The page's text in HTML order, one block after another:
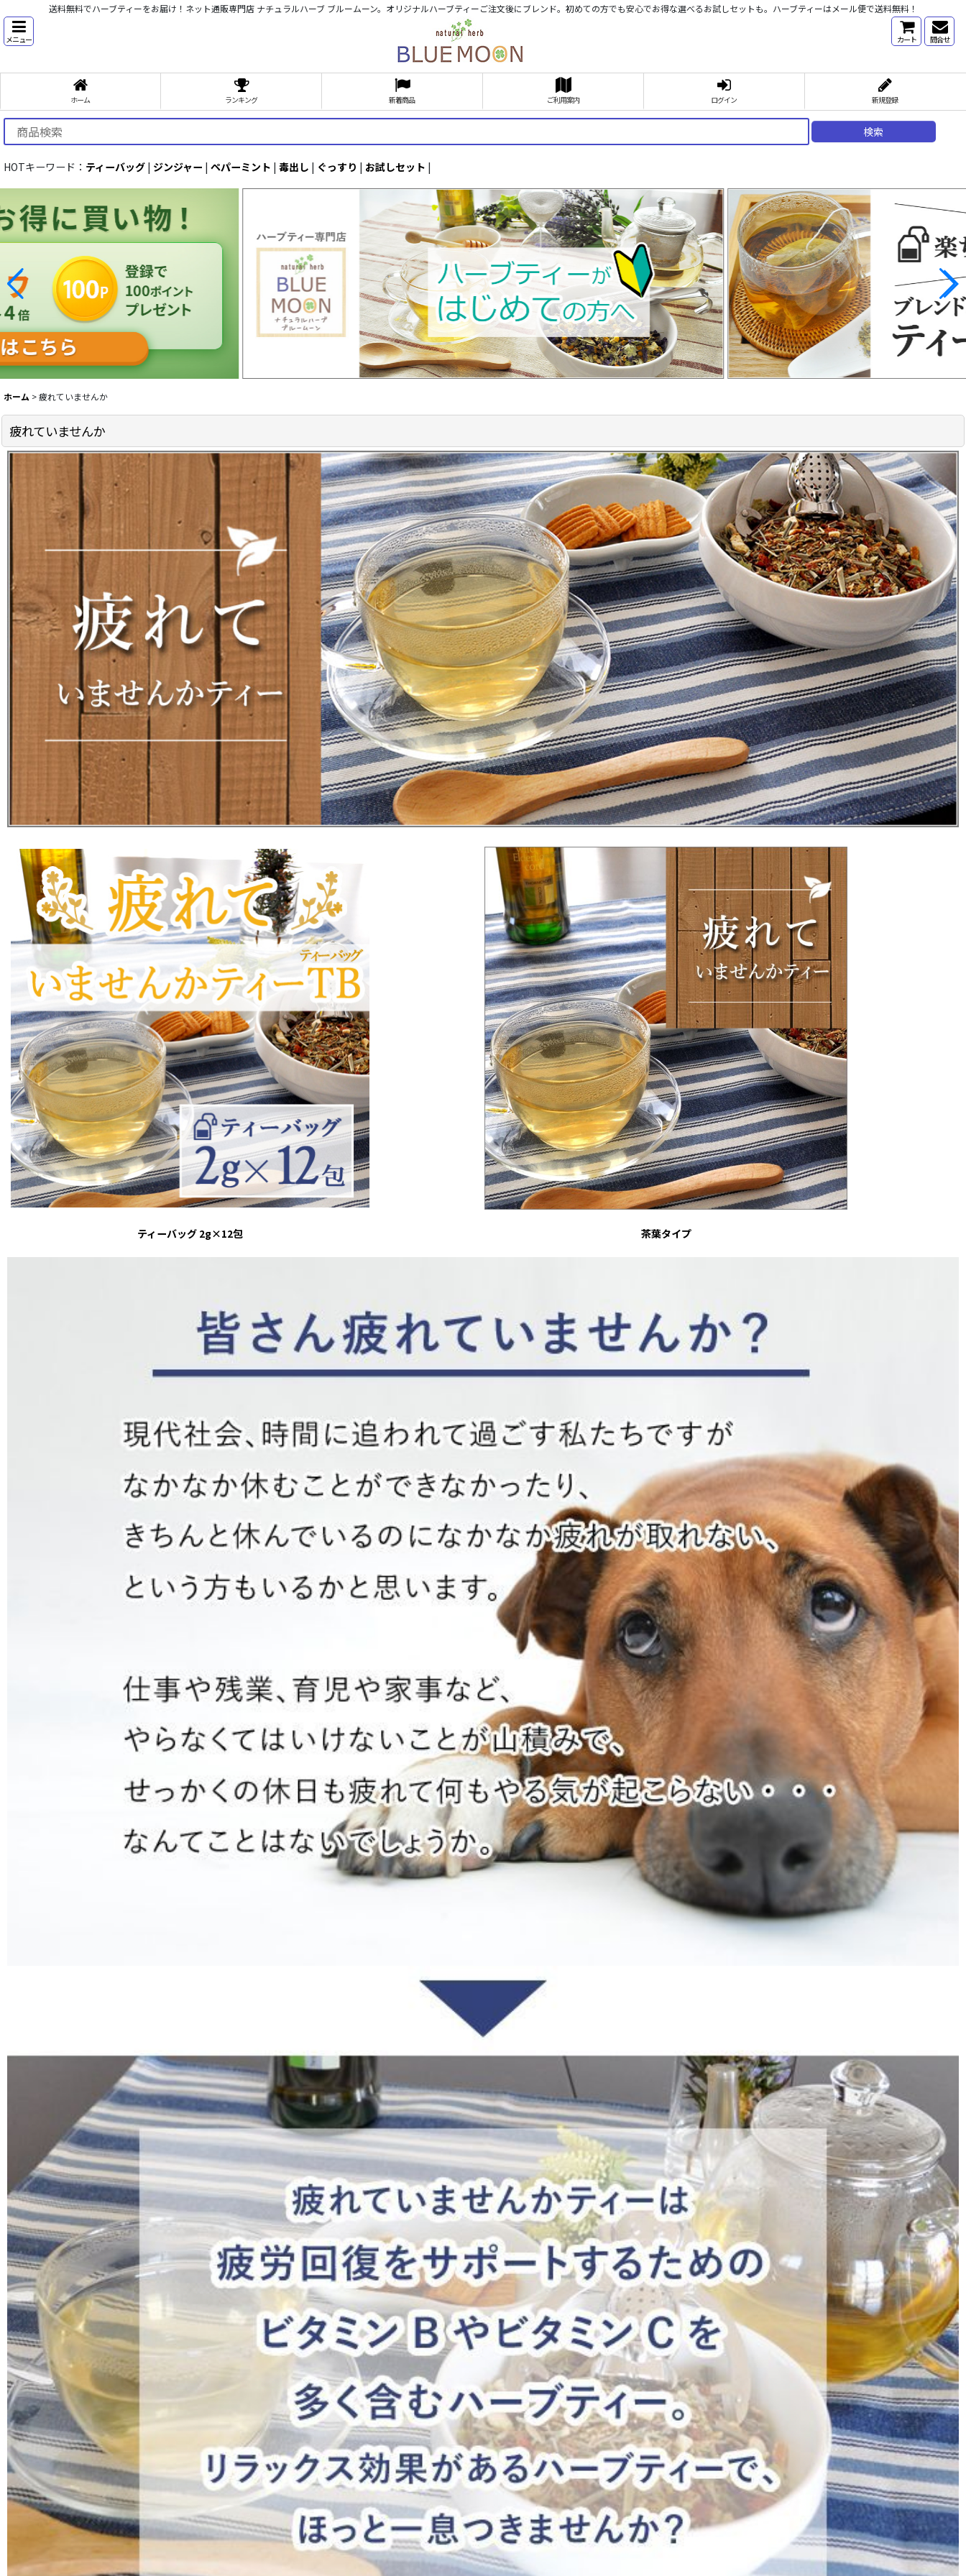
送料無料でハーブティーをお届け！ネット通販専門店 ナチュラルハーブ ブルームーン。オリジナルハーブティーご注文後にブレンド。初めての方でも安心でお得な選べるお試しセットも。ハーブティーはメール便で送料無料！
メニュー カート 問合せ
ホーム ランキング 新着商品 ご利用案内 ログイン 新規登録
検索
HOTキーワード： ティーバッグ | ジンジャー | ペパーミント | 毒出し | ぐっすり | お試しセット |
ホーム >疲れていませんか
疲れていませんか
ティーバッグ 2g×12包 茶葉タイプ